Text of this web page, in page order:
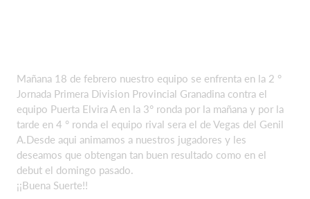
Mañana 18 de febrero nuestro equipo se enfrenta en la 2 °
Jornada Primera Division Provincial Granadina contra el
equipo Puerta Elvira A en la 3° ronda por la mañana y por la
tarde en 4 ° ronda el equipo rival sera el de Vegas del Genil
A.Desde aqui animamos a nuestros jugadores y les
deseamos que obtengan tan buen resultado como en el
debut el domingo pasado.
¡¡Buena Suerte!!